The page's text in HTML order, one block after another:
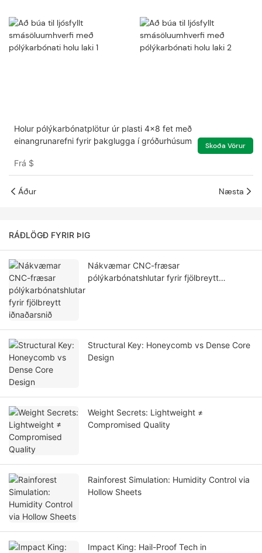
Holur pólýkarbónatplötur úr plasti 4x8 fet með
einangrunarefni fyrir þakglugga í gróðurhúsum
Frá $
Skoða Vörur
Áður Næsta
RÁÐLÖGÐ FYRIR ÞIG
Nákvæmar CNC-fræsar
pólýkarbónatshlutar fyrir fjölbreytt
Structural Key: Honeycomb vs Dense Core
Design
Weight Secrets: Lightweight ≠
Compromised Quality
Rainforest Simulation: Humidity Control via
Hollow Sheets
Impact King: Hail-Proof Tech in